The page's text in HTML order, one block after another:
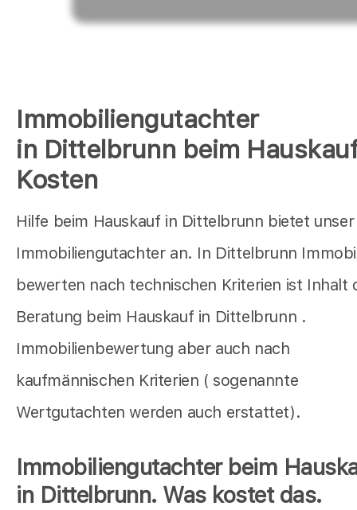
Immobiliengutachter
in Dittelbrunn beim
Kosten
Hilfe beim Hauskauf in Dittelbrunn bietet unser
Immobiliengutachter an. In Dittelbrunn
bewerten nach technischen Kriterien ist Inhalt
Beratung beim Hauskauf in Dittelbrunn .
Immobilienbewertung aber auch nach
kaufmännischen Kriterien ( sogenannte
Wertgutachten werden auch erstattet).
Immobiliengutachter beim
in Dittelbrunn. Was kostet das.